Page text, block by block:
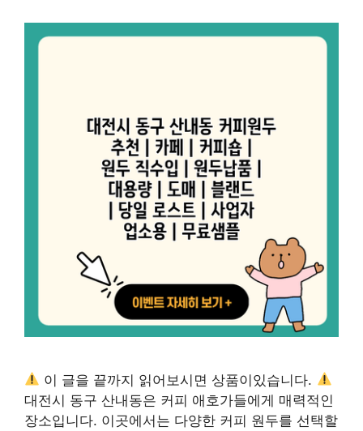
이 글을 끝까지 읽어보시면 상품이있습니다.
대전시 동구 산내동은 커피 애호가들에게 매력적인
장소입니다. 이곳에서는 다양한 커피 원두를 선택할